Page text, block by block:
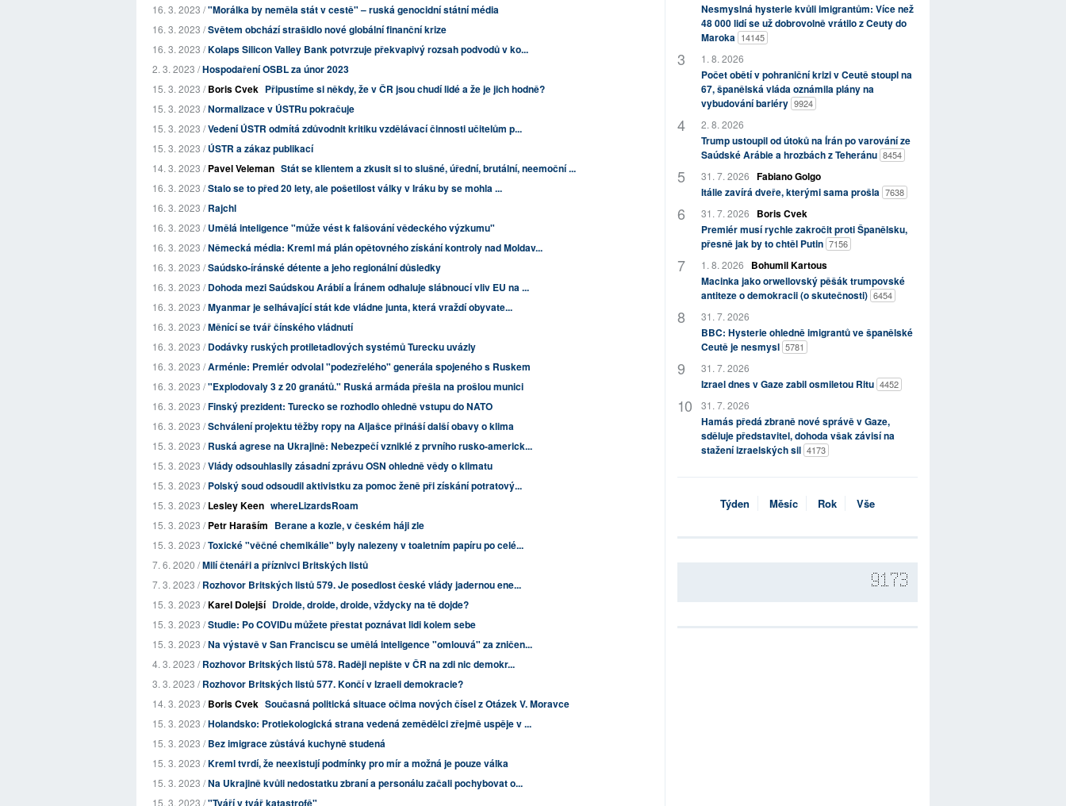
16. 3. 2023 /"Morálka by neměla stát v cestě" – ruská genocidní státní média
16. 3. 2023 /Světem obchází strašidlo nové globální finanční krize
16. 3. 2023 /Kolaps Silicon Valley Bank potvrzuje překvapivý rozsah podvodů v ko...
2. 3. 2023 /Hospodaření OSBL za únor 2023
15. 3. 2023 /Boris Cvek Připustíme si někdy, že v ČR jsou chudí lidé a že je jich hodně?
15. 3. 2023 /Normalizace v ÚSTRu pokračuje
15. 3. 2023 /Vedení ÚSTR odmítá zdůvodnit kritiku vzdělávací činnosti učitelům p...
15. 3. 2023 /ÚSTR a zákaz publikací
14. 3. 2023 /Pavel Veleman Stát se klientem a zkusit si to slušné, úřední, brutální, neemoční ...
16. 3. 2023 /Stalo se to před 20 lety, ale pošetilost války v Iráku by se mohla ...
16. 3. 2023 /Rajchl
16. 3. 2023 /Umělá inteligence "může vést k falšování vědeckého výzkumu"
16. 3. 2023 /Německá média: Kreml má plán opětovného získání kontroly nad Moldav...
16. 3. 2023 /Saúdsko-íránské détente a jeho regionální důsledky
16. 3. 2023 /Dohoda mezi Saúdskou Arábií a Íránem odhaluje slábnoucí vliv EU na ...
16. 3. 2023 /Myanmar je selhávající stát kde vládne junta, která vraždí obyvate...
16. 3. 2023 /Měnící se tvář čínského vládnutí
16. 3. 2023 /Dodávky ruských protiletadlových systémů Turecku uvázly
16. 3. 2023 /Arménie: Premiér odvolal "podezřelého" generála spojeného s Ruskem
16. 3. 2023 /"Explodovaly 3 z 20 granátů." Ruská armáda přešla na prošlou munici
16. 3. 2023 /Finský prezident: Turecko se rozhodlo ohledně vstupu do NATO
16. 3. 2023 /Schválení projektu těžby ropy na Aljašce přináší další obavy o klima
15. 3. 2023 /Ruská agrese na Ukrajině: Nebezpečí vzniklé z prvního rusko-americk...
15. 3. 2023 /Vlády odsouhlasily zásadní zprávu OSN ohledně vědy o klimatu
15. 3. 2023 /Polský soud odsoudil aktivistku za pomoc ženě při získání potratový...
15. 3. 2023 /Lesley Keen whereLizardsRoam
15. 3. 2023 /Petr Haraším Berane a kozle, v českém háji zle
15. 3. 2023 /Toxické "věčné chemikálie" byly nalezeny v toaletním papíru po celé...
7. 6. 2020 /Milí čtenáři a příznivci Britských listů
7. 3. 2023 /Rozhovor Britských listů 579. Je posedlost české vlády jadernou ene...
15. 3. 2023 /Karel Dolejší Droide, droide, droide, vždycky na tě dojde?
15. 3. 2023 /Studie: Po COVIDu můžete přestat poznávat lidi kolem sebe
15. 3. 2023 /Na výstavě v San Franciscu se umělá inteligence "omlouvá" za zničen...
4. 3. 2023 /Rozhovor Britských listů 578. Raději nepište v ČR na zdi nic demokr...
3. 3. 2023 /Rozhovor Britských listů 577. Končí v Izraeli demokracie?
14. 3. 2023 /Boris Cvek Současná politická situace očima nových čísel z Otázek V. Moravce
15. 3. 2023 /Holandsko: Protiekologická strana vedená zemědělci zřejmě uspěje v ...
15. 3. 2023 /Bez imigrace zůstává kuchyně studená
15. 3. 2023 /Kreml tvrdí, že neexistují podmínky pro mír a možná je pouze válka
15. 3. 2023 /Na Ukrajině kvůli nedostatku zbraní a personálu začali pochybovat o...
15. 3. 2023 /"Tváří v tvář katastrofě"
Nesmyslná hysterie kvůli imigrantům: Více než
48 000 lidí se už dobrovolně vrátilo z Ceuty do
Maroka 14145
1. 8. 2026
Počet obětí v pohraniční krizi v Ceutě stoupl na
67, španělská vláda oznámila plány na
vybudování bariéry 9924
2. 8. 2026
Trump ustoupil od útoků na Írán po varování ze
Saúdské Arábie a hrozbách z Teheránu 8454
31. 7. 2026 Fabiano Golgo
Itálie zavírá dveře, kterými sama prošla 7638
31. 7. 2026
Boris Cvek
Premiér musí rychle zakročit proti Španělsku,
přesně jak by to chtěl Putin 7156
1. 8. 2026
Bohumil Kartous
Macinka jako orwellovský pěšák trumpovské
antiteze o demokracii (o skutečnosti) 6454
31. 7. 2026
BBC: Hysterie ohledně imigrantů ve španělské
Ceutě je nesmysl 5781
31. 7. 2026
Izrael dnes v Gaze zabil osmiletou Ritu 4452
31. 7. 2026
Hamás předá zbraně nové správě v Gaze,
sděluje představitel, dohoda však závisí na
stažení izraelských sil 4173
Týden Měsíc Rok Vše
9173